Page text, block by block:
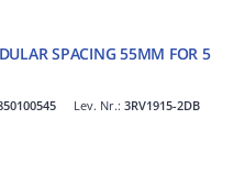
SPACING 55MM FOR 5
Lev. Nr.: 3RV1915-2DB